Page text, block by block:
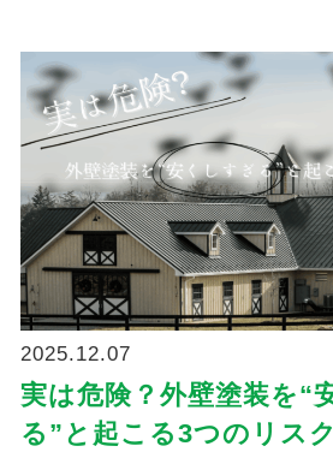
2025.12.07
実は危険？外壁塗装を“
る”と起こる3つのリスク